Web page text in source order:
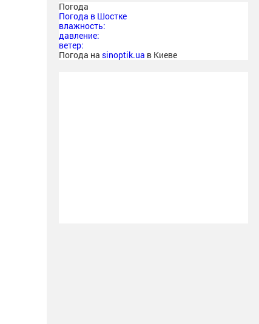
Погода
Погода в Шостке
влажность:
давление:
ветер:
Погода на sinoptik.ua в Киеве